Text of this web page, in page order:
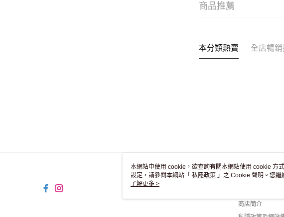
商品推薦
本分類熱賣 全店暢
關於我們
商店簡介
本網站中使用 cookie，欲查詢有關本網站使用 cookie 方
設定，請參閱本網站「 私隱政策 」之 Cookie 聲明。您
用 cookie。
了解更多 >